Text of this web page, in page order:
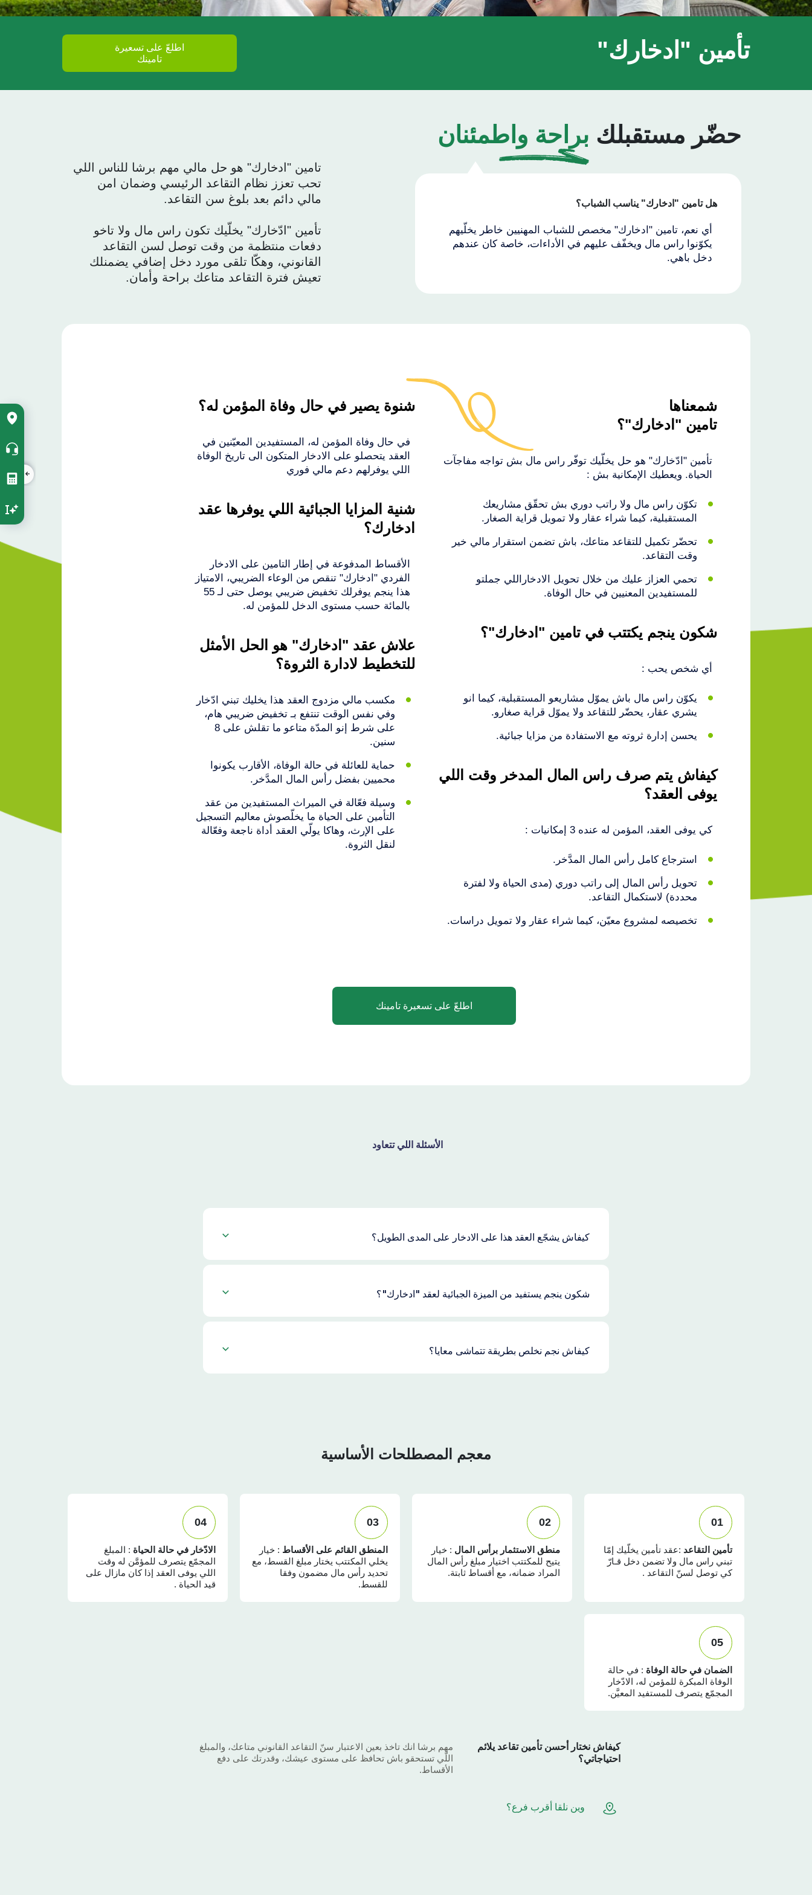
تأمين "ادخارك"
اطلعّ على تسعيرة
تامينك
حضّر مستقبلك براحة واطمئنان
هل تامين "ادخارك" يناسب الشباب؟
أي نعم، تامين "ادخارك" مخصص للشباب المهنيين خاطر يخلّيهم
يكوّنوا راس مال ويخفّف عليهم في الأداءات، خاصة كان عندهم
دخل باهي.
تامين "ادخارك" هو حل مالي مهم برشا للناس اللي
تحب تعزز نظام التقاعد الرئيسي وضمان امن
مالي دائم بعد بلوغ سن التقاعد.
تأمين "ادّخارك" يخلّيك تكون راس مال ولا تاخو
دفعات منتظمة من وقت توصل لسن التقاعد
القانوني، وهكّا تلقى مورد دخل إضافي يضمنلك
تعيش فترة التقاعد متاعك براحة وأمان.
شمعناها
تامين "ادخارك"؟
تأمين "ادّخارك" هو حل يخلّيك توفّر راس مال بش تواجه مفاجآت
الحياة. ويعطيك الإمكانية بش :
تكوّن راس مال ولا راتب دوري بش تحقّق مشاريعك
المستقبلية، كيما شراء عقار ولا تمويل قراية الصغار.
تحضّر تكميل للتقاعد متاعك، باش تضمن استقرار مالي خير
وقت التقاعد.
تحمي العزاز عليك من خلال تحويل الادخاراللي جملتو
للمستفيدين المعنيين في حال الوفاة.
شكون ينجم يكتتب في تامين "ادخارك"؟
أي شخص يحب :
يكوّن راس مال باش يموّل مشاريعو المستقبلية، كيما انو
يشري عقار، يحضّر للتقاعد ولا يموّل قراية صغارو.
يحسن إدارة ثروته مع الاستفادة من مزايا جبائية.
كيفاش يتم صرف راس المال المدخر وقت اللي
يوفى العقد؟
كي يوفى العقد، المؤمن له عنده 3 إمكانيات :
استرجاع كامل رأس المال المدَّخر.
تحويل رأس المال إلى راتب دوري (مدى الحياة ولا لفترة
محددة) لاستكمال التقاعد.
تخصيصه لمشروع معيّن، كيما شراء عقار ولا تمويل دراسات.
شنوة يصير في حال وفاة المؤمن له؟
في حال وفاة المؤمن له، المستفيدين المعيّنين في
العقد يتحصلو على الادخار المتكون الى تاريخ الوفاة
اللي يوفرلهم دعم مالي فوري
شنية المزايا الجبائية اللي يوفرها عقد
ادخارك؟
الأقساط المدفوعة في إطار التامين على الادخار
الفردي "ادخارك" تنقص من الوعاء الضريبي، الامتياز
هذا ينجم يوفرلك تخفيض ضريبي يوصل حتى لـ 55
بالمائة حسب مستوى الدخل للمؤمن له.
علاش عقد "ادخارك" هو الحل الأمثل
للتخطيط لادارة الثروة؟
مكسب مالي مزدوج العقد هذا يخليك تبني ادّخار
وفي نفس الوقت تنتفع بـ تخفيض ضريبي هام،
على شرط إنو المدّة متاعو ما تقلش على 8
سنين.
حماية للعائلة في حالة الوفاة، الأقارب يكونوا
محميين بفضل رأس المال المدَّخر.
وسيلة فعّالة في الميراث المستفيدين من عقد
التأمين على الحياة ما يخلّصوش معاليم التسجيل
على الإرث، وهاكا يولّي العقد أداة ناجعة وفعّالة
لنقل الثروة.
اطلعّ على تسعيرة تامينك
الأسئلة اللي تتعاود
كيفاش يشجّع العقد هذا على الادخار على المدى الطويل؟
شكون ينجم يستفيد من الميزة الجبائية لعقد "ادخارك"؟
كيفاش نجم نخلص بطريقة تتماشى معايا؟
معجم المصطلحات الأساسية
01
تأمين التقاعد :عقد تأمين يخلّيك إمّا
تبني راس مال ولا تضمن دخل قـارّ
كي توصل لسنّ التقاعد .
02
منطق الاستثمار برأس المال : خيار
يتيح للمكتتب اختيار مبلغ رأس المال
المراد ضمانه، مع أقساط ثابتة.
03
المنطق القائم على الأقساط : خيار
يخلي المكتتب يختار مبلغ القسط، مع
تحديد رأس مال مضمون وفقا
للقسط.
04
الادّخار في حالة الحياة : المبلغ
المجمّع يتصرف للمؤمَّن له وقت
اللي يوفى العقد إذا كان مازال على
قيد الحياة .
05
الضمان في حالة الوفاة : في حالة
الوفاة المبكرة للمؤمن له، الادّخار
المجمّع يتصرف للمستفيد المعيَّن.
كيفاش نختار أحسن تأمين تقاعد يلائم
احتياجاتي؟
وين نلقا أقرب فرع؟
مهم برشا انك تاخذ بعين الاعتبار سنّ التقاعد القانوني متاعك، والمبلغ
اللّي تستحقو باش تحافظ على مستوى عيشك، وقدرتك على دفع
الأقساط.